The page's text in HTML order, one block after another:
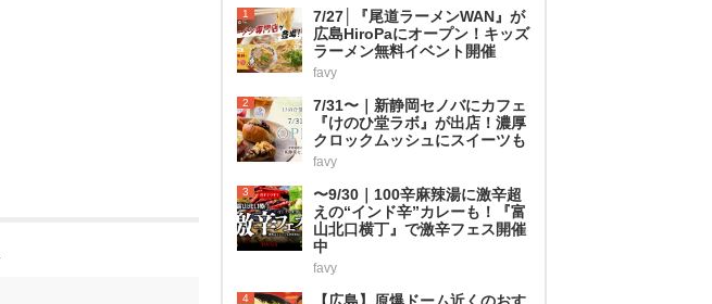
1
7/27│『尾道ラーメンWAN』が
広島HiroPaにオープン！キッズ
ラーメン無料イベント開催
favy
2
7/31〜｜新静岡セノバにカフェ
『けのひ堂ラボ』が出店！濃厚
クロックムッシュにスイーツも
favy
3
〜9/30｜100辛麻辣湯に激辛超
えの“インド辛”カレーも！『富
山北口横丁』で激辛フェス開催
中
favy
4
【広島】原爆ドーム近くのおす